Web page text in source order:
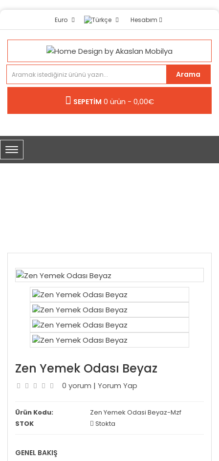
Euro Hesabım
Arama
SEPETİM 0 ürün - 0,00€
Zen Yemek Odası Beyaz
0 yorum | Yorum Yap
Ürün Kodu:
Zen Yemek Odasi Beyaz-Mzf
STOK
Stokta
GENEL BAKIŞ